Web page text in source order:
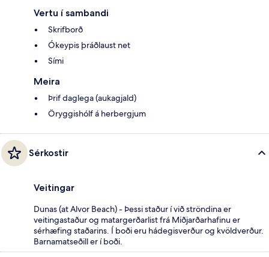
Vertu í sambandi
Skrifborð
Ókeypis þráðlaust net
Sími
Meira
Þrif daglega (aukagjald)
Öryggishólf á herbergjum
Sérkostir
Veitingar
Dunas (at Alvor Beach) - Þessi staður í við ströndina er
veitingastaður og matargerðarlist frá Miðjarðarhafinu er
sérhæfing staðarins. Í boði eru hádegisverður og kvöldverður.
Barnamatseðill er í boði.